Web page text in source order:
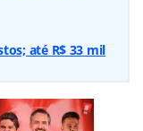
até R$ 33 mil